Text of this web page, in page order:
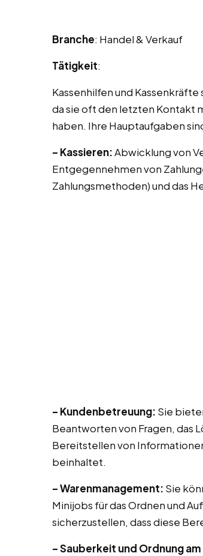
Branche: Handel & Verkauf
Tätigkeit:
Kassenhilfen und
da sie oft den letzten Kontakt
haben. Ihre Hauptaufgaben
– Kassieren:Abwicklung von
Entgegennehmen von
Zahlungsmethoden) und das
– Kundenbetreuung: Sie
Beantworten von Fragen, das
Bereitstellen von
beinhaltet.
– Warenmanagement: Sie
Minijobs für das Ordnen und
sicherzustellen, dass diese
– Sauberkeit und Ordnung